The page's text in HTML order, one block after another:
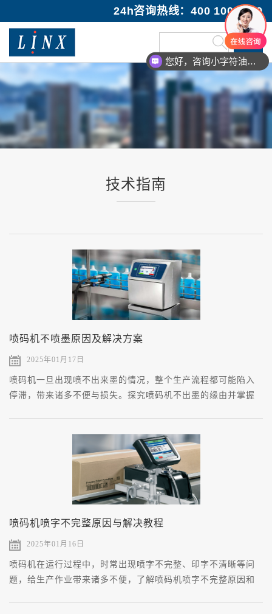
24h咨询热线：400 100 1089
技术指南
喷码机不喷墨原因及解决方案
2025年01月17日
喷码机一旦出现喷不出来墨的情况，整个生产流程都可能陷入
停滞，带来诸多不便与损失。探究喷码机不出墨的缘由并掌握
喷码机喷字不完整原因与解决教程
2025年01月16日
喷码机在运行过程中，时常出现喷字不完整、印字不清晰等问
题，给生产作业带来诸多不便，了解喷码机喷字不完整原因和
您好，咨询小字符油墨喷码机